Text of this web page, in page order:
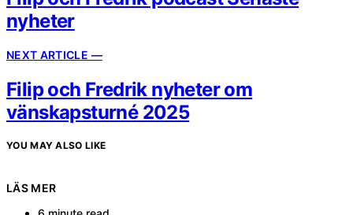
nyheter
NEXT ARTICLE —
Filip och Fredrik nyheter om
vänskapsturné 2025
YOU MAY ALSO LIKE
LÄS MER